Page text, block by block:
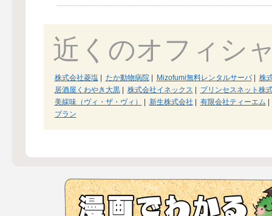
近くのオフィシ
株式会社菱塩 たか動物病院| Mizofumi無料レンタルサーバ|
株
居酒屋くわやき大黒| 株式会社イネックス
プリンセスネット株
美綵味（ヴィ・ザ・ヴィ）
新生株式会社 有限会社ティーエム
ブラン